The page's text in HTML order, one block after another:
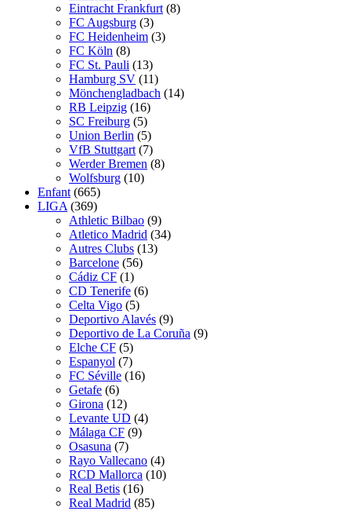
Eintracht Frankfurt (8)
FC Augsburg (3)
FC Heidenheim (3)
FC Köln (8)
FC St. Pauli (13)
Hamburg SV (11)
Mönchengladbach (14)
RB Leipzig (16)
SC Freiburg (5)
Union Berlin (5)
VfB Stuttgart (7)
Werder Bremen (8)
Wolfsburg (10)
Enfant (665)
LIGA (369)
Athletic Bilbao (9)
Atletico Madrid (34)
Autres Clubs (13)
Barcelone (56)
Cádiz CF (1)
CD Tenerife (6)
Celta Vigo (5)
Deportivo Alavés (9)
Deportivo de La Coruña (9)
Elche CF (5)
Espanyol (7)
FC Séville (16)
Getafe (6)
Girona (12)
Levante UD (4)
Málaga CF (9)
Osasuna (7)
Rayo Vallecano (4)
RCD Mallorca (10)
Real Betis (16)
Real Madrid (85)